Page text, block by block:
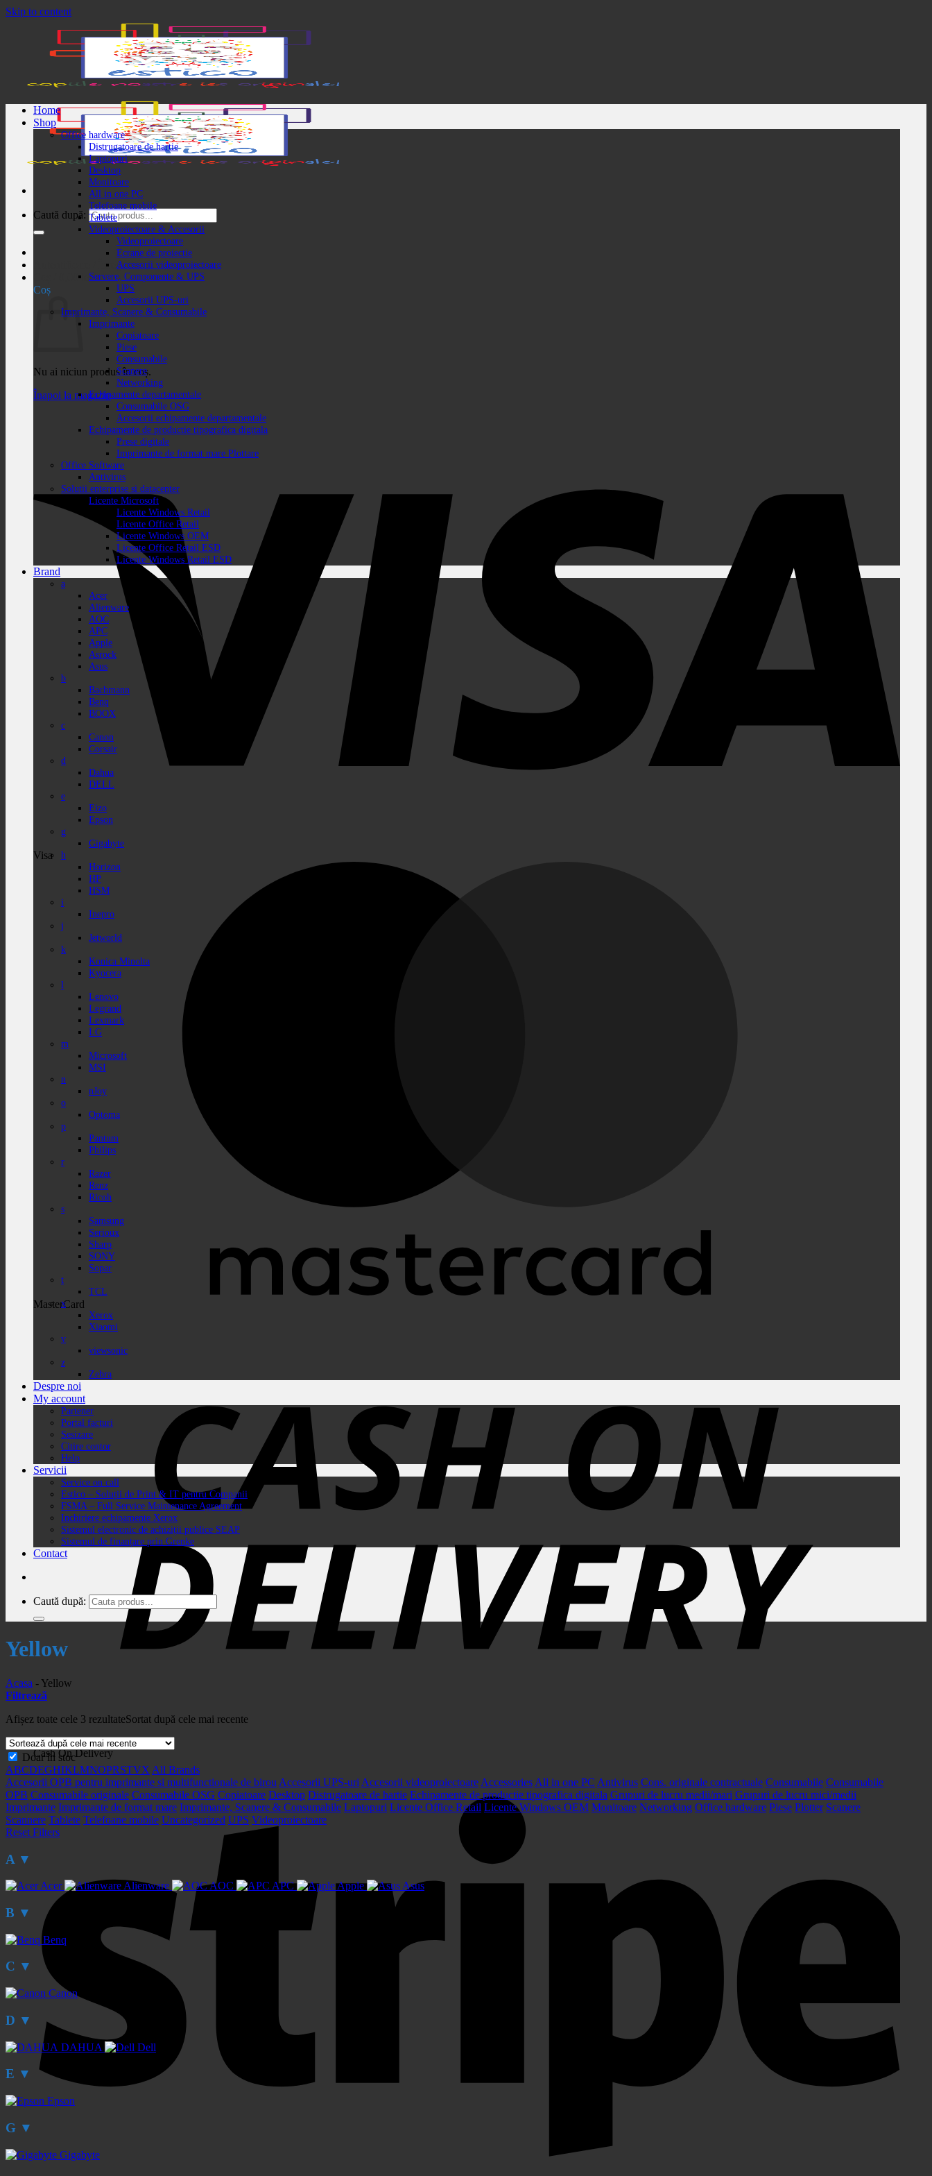
Skip to content
Caută după:
Autentificare / Înregistrare
0,00 lei
Coș
Nu ai niciun produs în coș.
Înapoi la magazin
Visa
MasterCard
Cash On Delivery
Home
Shop
Office hardware
Distrugatoare de hartie
Laptopuri
Desktop
Monitoare
All in one PC
Telefoane mobile
Tablete
Videoproiectoare & Accesorii
Videoproiectoare
Ecrane de proiectie
Accesorii videoproiectoare
Servere, Componente & UPS
UPS
Accesorii UPS-uri
Imprimante, Scanere & Consumabile
Imprimante
Copiatoare
Piese
Consumabile
Scanere
Networking
Echipamente departamentale
Consumabile OSG
Accesorii echipamente departamentale
Echipamente de productie tipografica digitala
Prese digitale
Imprimante de format mare Plottare
Office Software
Antivirus
Solutii enterprise si datacenter
Licente Microsoft
Licente Windows Retail
Licente Office Retail
Licente Windows OEM
Licente Office Retail ESD
Licente Windows Retail ESD
Brand
a
Acer
Alienware
AOC
APC
Apple
Asrock
Asus
b
Bachmann
Benq
BOOX
c
Canon
Corsair
d
Dahua
DELL
e
Eizo
Epson
g
Gigabyte
h
Horizon
HP
HSM
i
Inepro
j
Jetworld
k
Konica Minolta
Kyocera
l
Lenovo
Legrand
Lexmark
LG
m
Microsoft
MSI
n
nJoy
o
Optoma
p
Pantum
Philips
r
Razer
Renz
Ricoh
s
Samsung
Serioux
Sharp
SONY
Sopar
t
TCL
x
Xerox
Xiaomi
v
viewsonic
z
Zebra
Despre noi
My account
Partener
Portal facturi
Sesizare
Citire contor
Help
Servicii
Service on call
Estico – Soluții de Print & IT pentru Companii
FSMA – Full Service Maintenance Agreement
Inchiriere echipamente Xerox
Sistemul electronic de achiziții publice SEAP
Sistemul de finanțare prin Grenke
Contact
Caută după:
Yellow
Acasa - Yellow
Filtrează
Afișez toate cele 3 rezultateSortat după cele mai recente
Doar în stoc
ABCDEGHIKLMNOPRSTVX All Brands
Accesorii OPB pentru imprimante si multifunctionale de birou Accesorii UPS-uri Accesorii videoproiectoare Accessories All in one PC Antivirus Cons. originale contractuale Consumabile Consumabile
OPB Consumabile originale Consumabile OSG Copiatoare Desktop Distrugatoare de hartie Echipamente de productie tipografica digitala Grupuri de lucru medii/mari Grupuri de lucru mici/medii
Imprimante Imprimante de format mare Imprimante, Scanere & Consumabile Laptopuri Licente Office Retail Licente Windows OEM Monitoare Networking Office hardware Piese Plotter Scanere
Scannere Tablete Telefoane mobile Uncategorized UPS Videoproiectoare
Reset Filters
A ▼
Acer Alienware AOC APC Apple Asus
B ▼
Benq
C ▼
Canon
D ▼
DAHUA Dell
E ▼
Epson
G ▼
Gigabyte